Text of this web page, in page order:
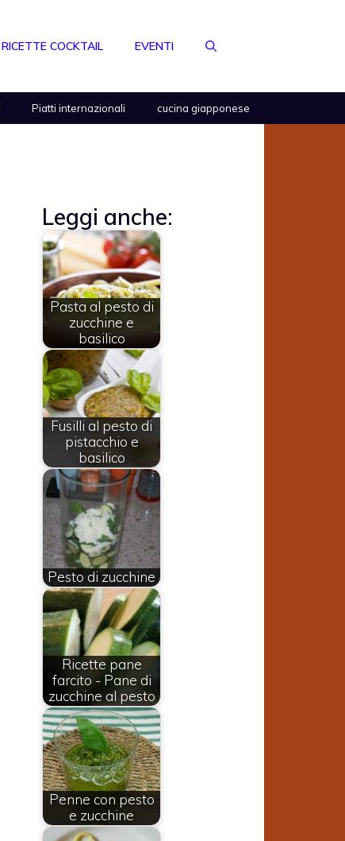
RICETTE COCKTAIL EVENTI
Piatti internazionali cucina giapponese
Leggi anche:
Pasta al pesto di
zucchine e
basilico
Fusilli al pesto di
pistacchio e
basilico
Pesto di zucchine
Ricette pane
farcito - Pane di
zucchine al pesto
Penne con pesto
e zucchine